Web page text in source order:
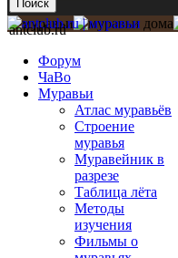
antclub.ru
Форум
ЧаВо
Муравьи
Атлас муравьёв
Строение
муравья
Муравейник в
разрезе
Таблица лёта
Методы
изучения
Фильмы о